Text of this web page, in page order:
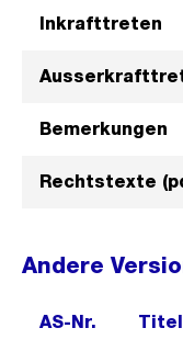
Inkrafttreten
Bemerkungen
Rechtstexte
Andere
AS-Nr. Titel